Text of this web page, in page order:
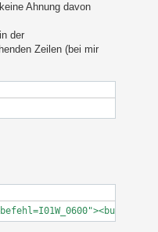
Ahnung davon
der
Zeilen (bei mir